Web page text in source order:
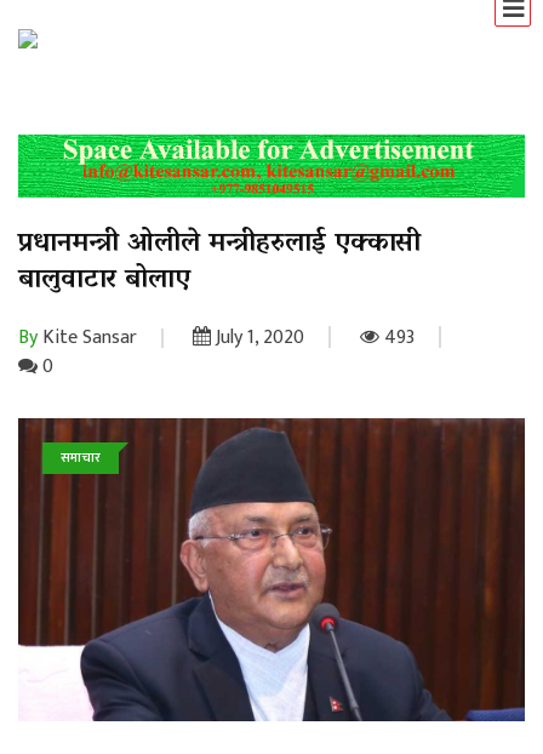
प्रधानमन्त्री ओलीले मन्त्रीहरुलाई एक्कासी
बालुवाटार बोलाए
ByKite Sansar July 1, 2020
493
0
समाचार